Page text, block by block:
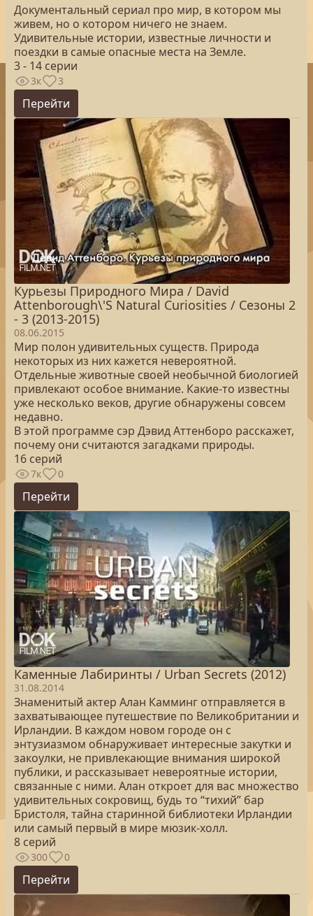
Документальный сериал про мир, в котором мы
живем, но о котором ничего не знаем.
Удивительные истории, известные личности и
поездки в самые опасные места на Земле.
3 - 14 серии
3к 3
Перейти
Курьезы Природного Мира / David
Attenborough\'S Natural Curiosities / Сезоны 2
- 3 (2013-2015)
08.06.2015
Мир полон удивительных существ. Природа
некоторых из них кажется невероятной.
Отдельные животные своей необычной биологией
привлекают особое внимание. Какие-то известны
уже несколько веков, другие обнаружены совсем
недавно.
В этой программе сэр Дэвид Аттенборо расскажет,
почему они считаются загадками природы.
16 серий
7к 0
Перейти
Каменные Лабиринты / Urban Secrets (2012)
31.08.2014
Знаменитый актер Алан Камминг отправляется в
захватывающее путешествие по Великобритании и
Ирландии. В каждом новом городе он с
энтузиазмом обнаруживает интересные закутки и
закоулки, не привлекающие внимания широкой
публики, и рассказывает невероятные истории,
связанные с ними. Алан откроет для вас множество
удивительных сокровищ, будь то “тихий” бар
Бристоля, тайна старинной библиотеки Ирландии
или самый первый в мире мюзик-холл.
8 серий
300 0
Перейти